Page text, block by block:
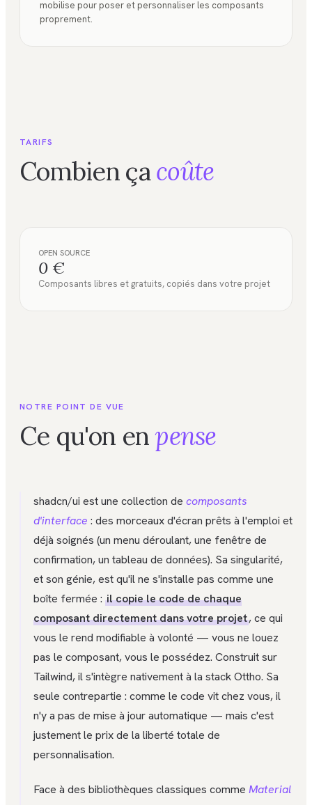
mobilise pour poser et personnaliser les composants
proprement.
TARIFS
Combien çacoûte
OPEN SOURCE
0 €
Composants libres et gratuits, copiés dans votre projet
NOTRE POINT DE VUE
Ce qu'on enpense
shadcn/ui est une collection de composants
d'interface : des morceaux d'écran prêts à l'emploi et
déjà soignés (un menu déroulant, une fenêtre de
confirmation, un tableau de données). Sa singularité,
et son génie, est qu'il ne s'installe pas comme une
boîte fermée : il copie le code de chaque
composant directement dans votre projet, ce qui
vous le rend modifiable à volonté — vous ne louez
pas le composant, vous le possédez. Construit sur
Tailwind, il s'intègre nativement à la stack Ottho. Sa
seule contrepartie : comme le code vit chez vous, il
n'y a pas de mise à jour automatique — mais c'est
justement le prix de la liberté totale de
personnalisation.
Face à des bibliothèques classiques comme Material